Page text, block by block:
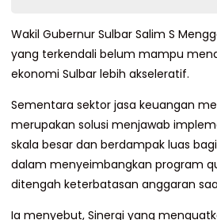
Wakil Gubernur Sulbar Salim S
yang terkendali belum mampu
ekonomi Sulbar lebih akseleratif.
Sementara sektor jasa keuangan
merupakan solusi menjawab
skala besar dan berdampak luas
dalam menyeimbangkan program
ditengah keterbatasan anggaran
Ia menyebut, Sinergi yang